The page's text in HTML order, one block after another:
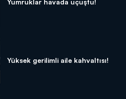
Yüksek gerilimli aile kahvaltısı!